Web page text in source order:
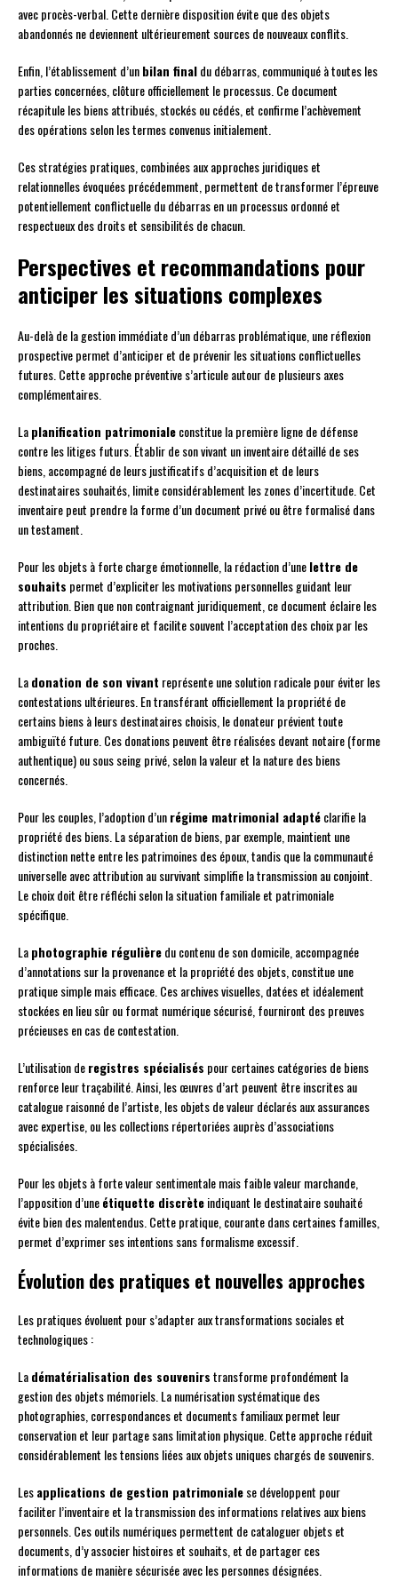
avec procès-verbal. Cette dernière disposition évite que des objets
abandonnés ne deviennent ultérieurement sources de nouveaux conflits.
Enfin, l’établissement d’unbilan finaldu débarras, communiqué à toutes les
parties concernées, clôture officiellement le processus. Ce document
récapitule les biens attribués, stockés ou cédés, et confirme l’achèvement
des opérations selon les termes convenus initialement.
Ces stratégies pratiques, combinées aux approches juridiques et
relationnelles évoquées précédemment, permettent de transformer l’épreuve
potentiellement conflictuelle du débarras en un processus ordonné et
respectueux des droits et sensibilités de chacun.
Perspectives et recommandations pour
anticiper les situations complexes
Au-delà de la gestion immédiate d’un débarras problématique, une réflexion
prospective permet d’anticiper et de prévenir les situations conflictuelles
futures. Cette approche préventive s’articule autour de plusieurs axes
complémentaires.
Laplanification patrimonialeconstitue la première ligne de défense
contre les litiges futurs. Établir de son vivant un inventaire détaillé de ses
biens, accompagné de leurs justificatifs d’acquisition et de leurs
destinataires souhaités, limite considérablement les zones d’incertitude. Cet
inventaire peut prendre la forme d’un document privé ou être formalisé dans
un testament.
Pour les objets à forte charge émotionnelle, la rédaction d’unelettre de
souhaits permet d’expliciter les motivations personnelles guidant leur
attribution. Bien que non contraignant juridiquement, ce document éclaire les
intentions du propriétaire et facilite souvent l’acceptation des choix par les
proches.
Ladonation de son vivant représente une solution radicale pour éviter les
contestations ultérieures. En transférant officiellement la propriété de
certains biens à leurs destinataires choisis, le donateur prévient toute
ambiguïté future. Ces donations peuvent être réalisées devant notaire (forme
authentique) ou sous seing privé, selon la valeur et la nature des biens
concernés.
Pour les couples, l’adoption d’unrégime matrimonial adaptéclarifie la
propriété des biens. La séparation de biens, par exemple, maintient une
distinction nette entre les patrimoines des époux, tandis que la communauté
universelle avec attribution au survivant simplifie la transmission au conjoint.
Le choix doit être réfléchi selon la situation familiale et patrimoniale
spécifique.
Laphotographie régulièredu contenu de son domicile, accompagnée
d’annotations sur la provenance et la propriété des objets, constitue une
pratique simple mais efficace. Ces archives visuelles, datées et idéalement
stockées en lieu sûr ou format numérique sécurisé, fourniront des preuves
précieuses en cas de contestation.
L’utilisation deregistres spécialisés pour certaines catégories de biens
renforce leur traçabilité. Ainsi, les œuvres d’art peuvent être inscrites au
catalogue raisonné de l’artiste, les objets de valeur déclarés aux assurances
avec expertise, ou les collections répertoriées auprès d’associations
spécialisées.
Pour les objets à forte valeur sentimentale mais faible valeur marchande,
l’apposition d’uneétiquette discrèteindiquant le destinataire souhaité
évite bien des malentendus. Cette pratique, courante dans certaines familles,
permet d’exprimer ses intentions sans formalisme excessif.
Évolution des pratiques et nouvelles approches
Les pratiques évoluent pour s’adapter aux transformations sociales et
technologiques :
Ladématérialisation des souvenirstransforme profondément la
gestion des objets mémoriels. La numérisation systématique des
photographies, correspondances et documents familiaux permet leur
conservation et leur partage sans limitation physique. Cette approche réduit
considérablement les tensions liées aux objets uniques chargés de souvenirs.
Lesapplications de gestion patrimonialese développent pour
faciliter l’inventaire et la transmission des informations relatives aux biens
personnels. Ces outils numériques permettent de cataloguer objets et
documents, d’y associer histoires et souhaits, et de partager ces
informations de manière sécurisée avec les personnes désignées.